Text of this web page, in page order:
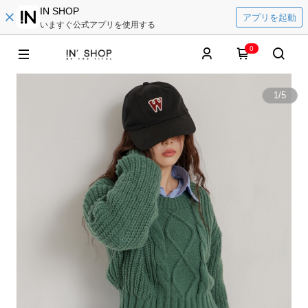
IN SHOP
いますぐ公式アプリを使用する
アプリを起動
0
1/5